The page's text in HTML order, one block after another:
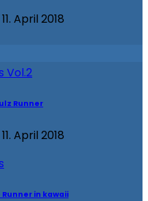
11. April 2018
Runner
11. April 2018
in kawaii